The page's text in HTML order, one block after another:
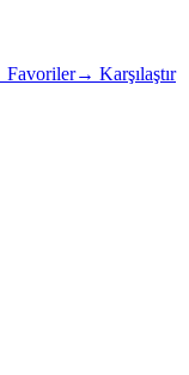
Favoriler→ Karşılaştır